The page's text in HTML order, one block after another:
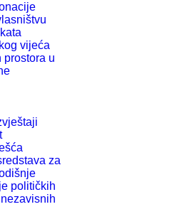
vijeća
prostora u
za
političkih